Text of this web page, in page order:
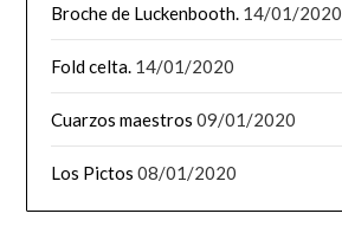
Broche de Luckenbooth. 14/01/2020
Fold celta. 14/01/2020
Cuarzos maestros 09/01/2020
Los Pictos 08/01/2020